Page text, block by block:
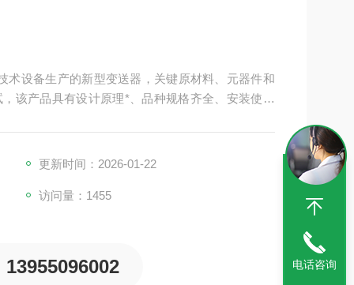
术设备生产的新型变送器，关键原材料、元器件和
该产品具有设计原理*、品种规格齐全、安装使用
更新时间：2026-01-22
访问量：1455
13955096002 电话咨询